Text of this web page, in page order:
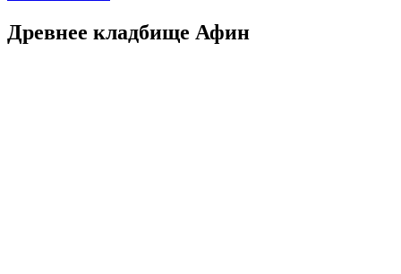
Древнее кладбище Афин